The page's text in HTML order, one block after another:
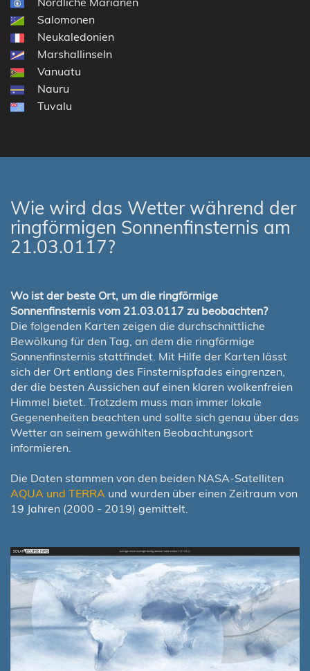
Salomonen
Neukaledonien
Marshallinseln
Vanuatu
Nauru
Tuvalu
Wie wird das Wetter während der
ringförmigen Sonnenfinsternis am
21.03.0117?
Wo ist der beste Ort, um die ringförmige
Sonnenfinsternis vom 21.03.0117 zu beobachten?
Die folgenden Karten zeigen die durchschnittliche
Bewölkung für den Tag, an dem die ringförmige
Sonnenfinsternis stattfindet. Mit Hilfe der Karten lässt
sich der Ort entlang des Finsternispfades eingrenzen,
der die besten Aussichen auf einen klaren wolkenfreien
Himmel bietet. Trotzdem muss man immer lokale
Gegenenheiten beachten und sollte sich genau über das
Wetter an seinem gewählten Beobachtungsort
informieren.
Die Daten stammen von den beiden NASA-Satelliten
AQUA und TERRA und wurden über einen Zeitraum von
19 Jahren (2000 - 2019) gemittelt.